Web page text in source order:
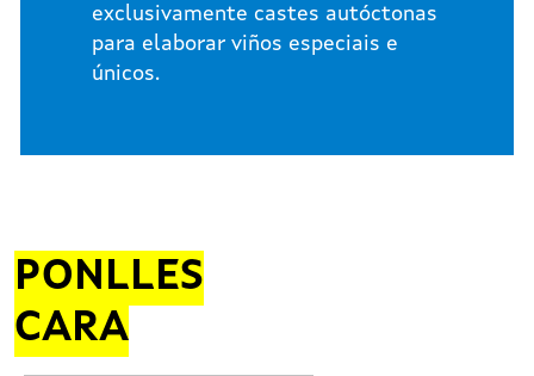
exclusivamente castes autóctonas
para elaborar viños especiais e
únicos.
PONLLES
CARA